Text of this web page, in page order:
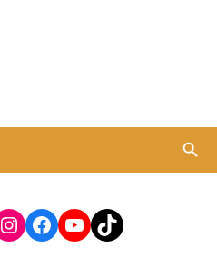
Instagram
Facebook
YouTube
TikTok